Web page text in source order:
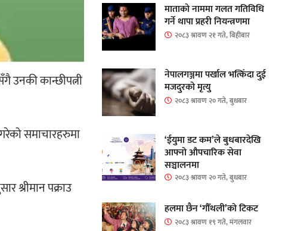
उनकी कान्छीपत्नी
समाचारहरुमा
श्रीमान पक्राउ
माताकाे नाममा गलत गतिविधि
गर्ने थापा प्रहरी नियन्त्रणमा
२०८३ श्रावण २१ गते, बिहीबार
नेपालगञ्जमा पर्खाल भत्किँदा दुई
मजदुरको मृत्यु
२०८३ श्रावण २० गते, बुधबार
‘ईयुमा डट कम’ले बुधबारदेखि
आफ्नो औपचारिक सेवा
सञ्चालनमा
२०८३ श्रावण २० गते, बुधबार
हलमा छैन ‘गौँथली’को टिकट
२०८३ श्रावण १९ गते, मंगलवार